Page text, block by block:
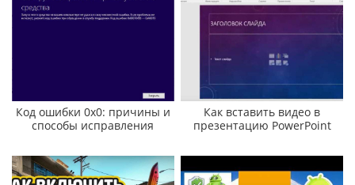
Код ошибки 0х0: причины и
способы исправления
Как вставить видео в
презентацию PowerPoint